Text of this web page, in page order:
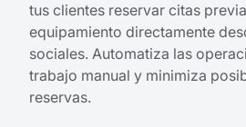
tus clientes reservar citas
equipamiento directamente
sociales. Automatiza las
trabajo manual y minimiza
reservas.